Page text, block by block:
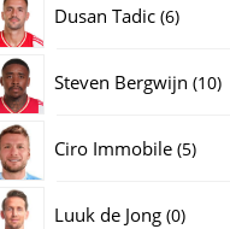
Dusan Tadic 66
Steven Bergwijn 1010
Ciro Immobile 55
Luuk de Jong 00